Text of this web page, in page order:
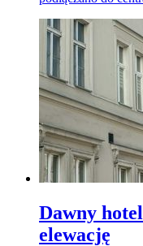
Dawny
elewację